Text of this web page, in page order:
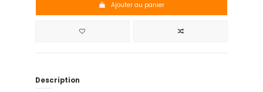
Ajouter au panier
Description